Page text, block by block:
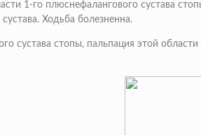
1-го плюснефалангового сустава
Ходьба болезненна.
сустава стопы, пальпация этой